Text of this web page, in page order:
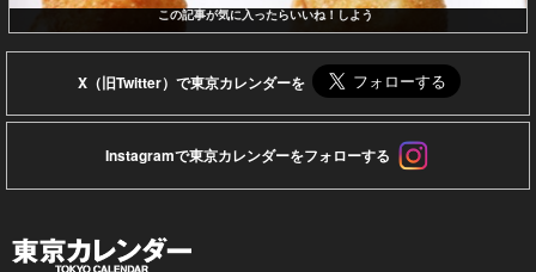
この記事が気に入ったらいいね！しよう
X（旧Twitter）で東京カレンダーを
Instagramで東京カレンダーをフォローする